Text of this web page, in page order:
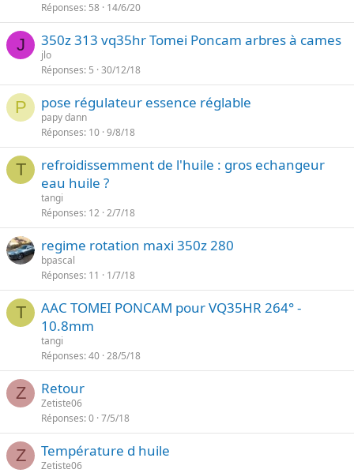
Réponses 58 14/6/20
J 350z 313 vq35hr Tomei Poncam arbres à cames
jlo
Réponses 5 30/12/18
P pose régulateur essence réglable
papy dann
Réponses 10 9/8/18
T
refroidissemment de l'huile : gros echangeur
eau huile ?
tangi
Réponses 12 2/7/18
regime rotation maxi 350z 280
bpascal
Réponses 11 1/7/18
T
AAC TOMEI PONCAM pour VQ35HR 264° -
10.8mm
tangi
Réponses 40 28/5/18
Z Retour
Zetiste06
Réponses 0 7/5/18
Z Température d huile
Zetiste06